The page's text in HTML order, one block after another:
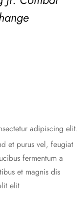
adipiscing elit.
et purus vel, feugiat
fermentum a
et magnis dis
elit